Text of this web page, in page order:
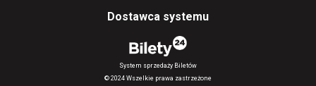
Dostawca systemu
System sprzedaży Biletów
© 2024 Wszelkie prawa zastrzeżone